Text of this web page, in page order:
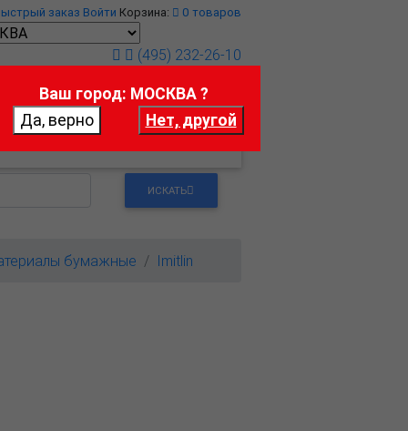
заказ Войти Корзина: 0 товаров
(495) 232-26-10
ИСКАТЬ
бумажные Imitlin
Ваш город: МОСКВА ?